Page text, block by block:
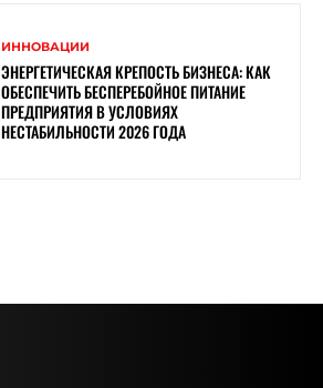
ИННОВАЦИИ
ЭНЕРГЕТИЧЕСКАЯ КРЕПОСТЬ БИЗНЕСА: КАК
ОБЕСПЕЧИТЬ БЕСПЕРЕБОЙНОЕ ПИТАНИЕ
ПРЕДПРИЯТИЯ В УСЛОВИЯХ
НЕСТАБИЛЬНОСТИ 2026 ГОДА